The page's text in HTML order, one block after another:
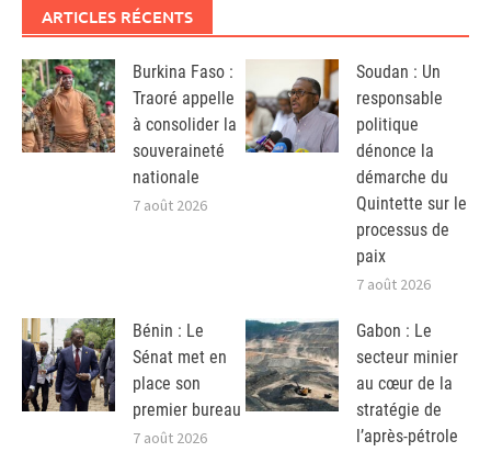
ARTICLES RÉCENTS
Burkina Faso :
Traoré appelle
à consolider la
souveraineté
nationale
7 août 2026
Soudan : Un
responsable
politique
dénonce la
démarche du
Quintette sur le
processus de
paix
7 août 2026
Bénin : Le
Sénat met en
place son
premier bureau
7 août 2026
Gabon : Le
secteur minier
au cœur de la
stratégie de
l’après-pétrole